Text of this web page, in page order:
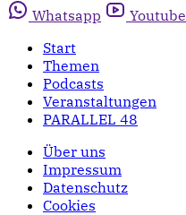
Whatsapp
Youtube
Start
Themen
Podcasts
Veranstaltungen
PARALLEL 48
Über uns
Impressum
Datenschutz
Cookies